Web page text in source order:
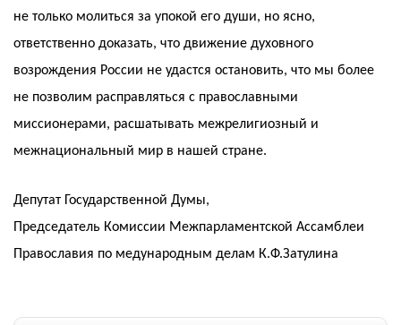
не только молиться за упокой его души, но ясно,
ответственно доказать, что движение духовного
возрождения России не удастся остановить, что мы более
не позволим расправляться с православными
миссионерами, расшатывать межрелигиозный и
межнациональный мир в нашей стране.
Депутат Государственной Думы,
Председатель Комиссии Межпарламентской Ассамблеи
Православия по медународным делам К.Ф.Затулина